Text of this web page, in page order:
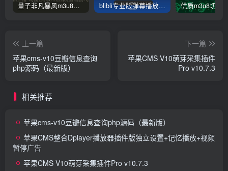
量子非凡暴风m3u8资源去广告json解析接口源码-此链接停止更新 blibli专业版弹幕播放器开源无加密JSON解析版-后台功能一键管理-开源版
上一篇
苹果cms-v10豆瓣信息查询
php源码（最新版）
下一篇
苹果CMS V10萌芽采集插件
Pro v10.7.3
相关推荐
苹果cms-v10豆瓣信息查询php源码（最新版）
苹果CMS整合Dplayer播放器插件版独立设置+记忆播放+视频
暂停广告
苹果CMS V10萌芽采集插件Pro v10.7.3